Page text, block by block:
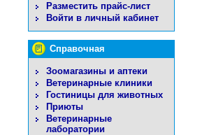
Разместить прайс-лист
Войти в личный кабинет
Справочная
Зоомагазины и аптеки
Ветеринарные клиники
Гостиницы для животных
Приюты
Ветеринарные
лаборатории